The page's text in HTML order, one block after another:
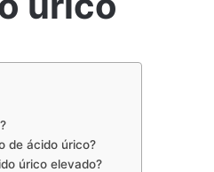
de ácido úrico?
úrico elevado?